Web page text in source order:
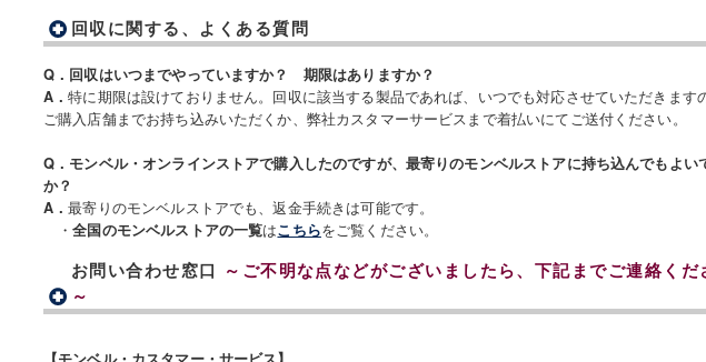
回収に関する、よくある質問
Q．回収はいつまでやっていますか？ 期限はありますか？
A．特に期限は設けておりません。回収に該当する製品であれば、いつでも対応させていただきますの
ご購入店舗までお持ち込みいただくか、弊社カスタマーサービスまで着払いにてご送付ください。
Q．モンベル・オンラインストアで購入したのですが、最寄りのモンベルストアに持ち込んでもよい
か？
A．最寄りのモンベルストアでも、返金手続きは可能です。
・全国のモンベルストアの一覧はこちらをご覧ください。
お問い合わせ窓口 ～ご不明な点などがございましたら、下記までご連絡くだ
～